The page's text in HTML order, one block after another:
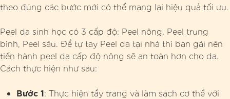
theo đúng các bước mới có thể mang lại hiệu quả tối ưu.
Peel da sinh học có 3 cấp độ: Peel nông, Peel trung
bình, Peel sâu. Để tự tay Peel da tại nhà thì bạn gái nên
tiến hành peel da cấp độ nông sẽ an toàn hơn cho da.
Cách thực hiện như sau:
Bước 1: Thực hiện tẩy trang và làm sạch cơ thể với